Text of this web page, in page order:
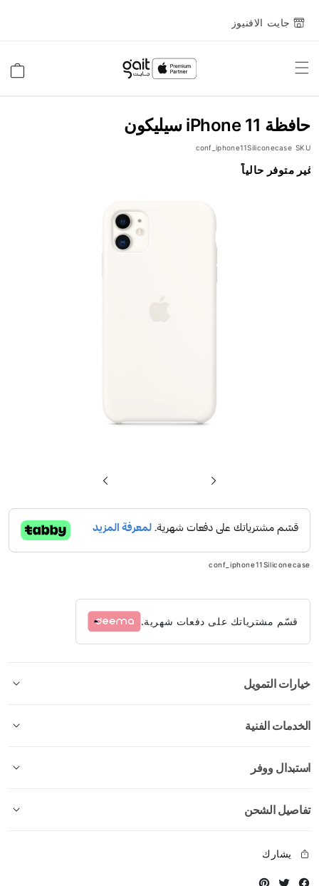
جايت الافنيوز
Toggle
حافظة iPhone 11 سيليكون
SKU
conf_iphone11Siliconecase
انتقل
إلى
غير متوفر حالياً
بداية
معرض
الصور
conf_iphone11Siliconecase
قسّم مشترياتك على دفعات شهرية.
خيارات التمويل
الخدمات الفنية
استبدال ووفر
تفاصيل الشحن
يشارك
Facebook
Twitter